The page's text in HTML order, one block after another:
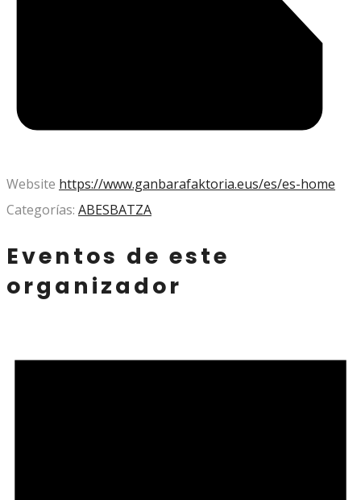
Website https://www.ganbarafaktoria.eus/es/es-home
Categorías: ABESBATZA
Eventos de este
organizador